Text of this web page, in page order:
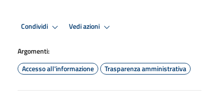
Condividi Vedi azioni
Argomenti:
Accesso all'informazione
Trasparenza amministrativa